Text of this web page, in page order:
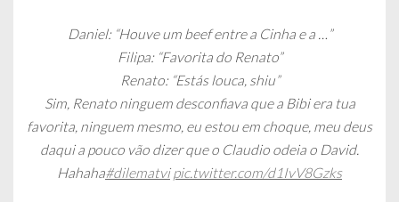
Daniel: “Houve um beef entre a Cinha e a …”
Filipa: “Favorita do Renato”
Renato: “Estás louca, shiu”
Sim, Renato ninguem desconfiava que a Bibi era tua
favorita, ninguem mesmo, eu estou em choque, meu deus
daqui a pouco vão dizer que o Claudio odeia o David.
Hahaha#dilematvi pic.twitter.com/d1IvV8Gzks